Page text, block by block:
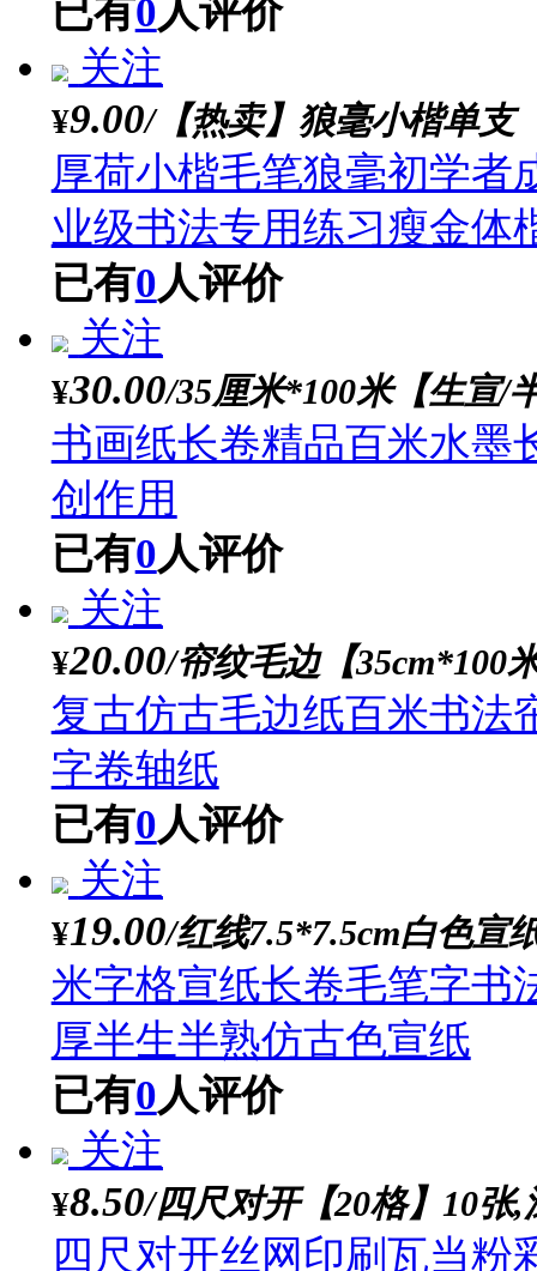
厚荷花枝俏纯狼毫蝇
中小
已有0 人评价
关注
¥12.00 /紫竹毛笔【中号】
厚荷书画专用定制毛
已有0人评价
关注
¥19.00
厚荷纯狼毫毛笔 辽尾
已有0 人评价
关注
¥9.00/【热卖】狼毫小楷
厚荷小楷毛笔狼毫初
业级书法专用练习瘦
已有0人评价
关注
¥30.00/35厘米*100米【生
书画纸长卷精品百米
创作用
已有0人评价